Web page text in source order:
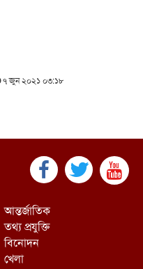
৭ জুন ২০২১ ০৩:১৮
আন্তর্জাতিক
তথ্য প্রযুক্তি
বিনোদন
খেলা